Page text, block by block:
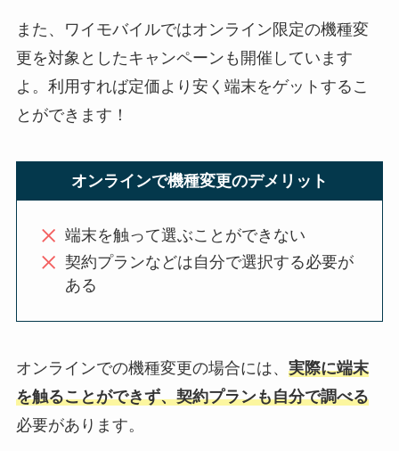
また、ワイモバイルではオンライン限定の機種変
更を対象としたキャンペーンも開催しています
よ。利用すれば定価より安く端末をゲットするこ
とができます！
オンラインで機種変更のデメリット
端末を触って選ぶことができない
契約プランなどは自分で選択する必要が
ある
オンラインでの機種変更の場合には、 実際に端末
を触ることができず、契約プランも自分で調べる
必要があります。